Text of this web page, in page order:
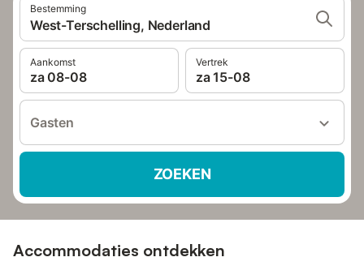
Bestemming
West-Terschelling, Nederland
Aankomst
za 08-08
Vertrek
za 15-08
Gasten
ZOEKEN
Accommodaties ontdekken